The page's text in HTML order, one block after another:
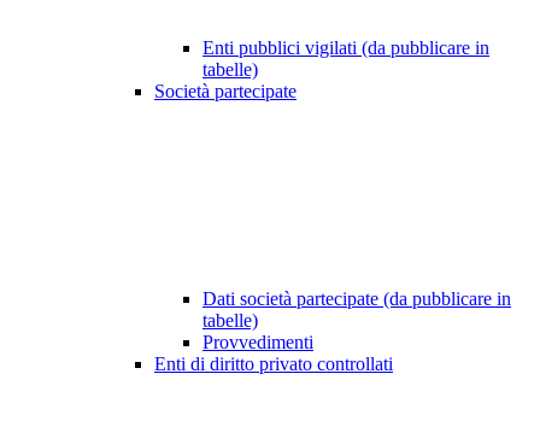
Enti pubblici vigilati (da pubblicare in
tabelle)
Società partecipate
Dati società partecipate (da pubblicare in
tabelle)
Provvedimenti
Enti di diritto privato controllati